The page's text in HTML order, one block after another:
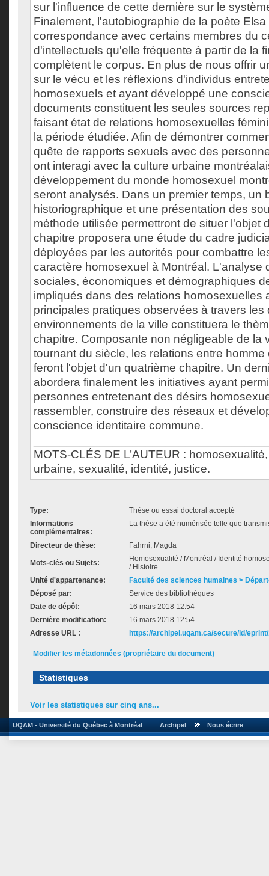
sur l'influence de cette dernière sur le
Finalement, l'autobiographie de la poète
correspondance avec certains membres du
d'intellectuels qu'elle fréquente à partir de la
complètent le corpus. En plus de nous offrir
sur le vécu et les réflexions d'individus
homosexuels et ayant développé une
documents constituent les seules sources
faisant état de relations homosexuelles
la période étudiée. Afin de démontrer
quête de rapports sexuels avec des
ont interagi avec la culture urbaine
développement du monde homosexuel
seront analysés. Dans un premier temps, un
historiographique et une présentation des
méthode utilisée permettront de situer l'objet
chapitre proposera une étude du cadre
déployées par les autorités pour combattre
caractère homosexuel à Montréal. L'analyse
sociales, économiques et démographiques
impliqués dans des relations homosexuelles
principales pratiques observées à travers les
environnements de la ville constituera le
chapitre. Composante non négligeable de la
tournant du siècle, les relations entre homme
feront l'objet d'un quatrième chapitre. Un
abordera finalement les initiatives ayant
personnes entretenant des désirs
rassembler, construire des réseaux et
conscience identitaire commune.
MOTS-CLÉS DE L’AUTEUR :
urbaine, sexualité, identité, justice.
Type:
Thèse ou essai doctoral accepté
Informations
complémentaires:
La thèse a été numérisée telle que
Directeur de thèse: Fahrni, Magda
Mots-clés ou Sujets:
Homosexualité / Montréal / Identité
/ Histoire
Unité d'appartenance:
Faculté des sciences humaines >
Déposé par:
Service des bibliothèques
Date de dépôt:
16 mars 2018 12:54
Dernière modification:
16 mars 2018 12:54
Adresse URL :
https://archipel.uqam.ca/secure/id/
Modifier les métadonnées (propriétaire du document)
Statistiques
Voir les statistiques sur cinq ans...
UQAM - Université du Québec à Montréal Archipel Nous écrire